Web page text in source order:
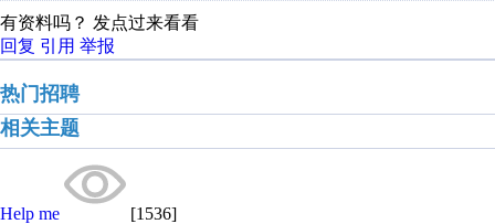
有资料吗？ 发点过来看看
回复 引用 举报
热门招聘
相关主题
Help me [1536]